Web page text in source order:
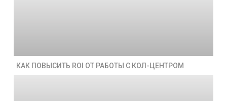
КАК ПОВЫСИТЬ ROI ОТ РАБОТЫ С КОЛ-ЦЕНТРОМ